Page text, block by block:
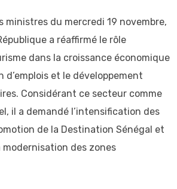
ministres du mercredi 19 novembre,
a réaffirmé le rôle
dans la croissance économique
d’emplois et le développement
Considérant ce secteur comme
il a demandé l’intensification des
de la Destination Sénégal et
modernisation des zones